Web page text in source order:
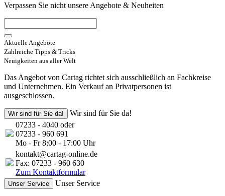
Verpassen Sie nicht unsere Angebote & Neuheiten
Aktuelle Angebote
Zahlreiche Tipps & Tricks
Neuigkeiten aus aller Welt
Das Angebot von Cartag richtet sich ausschließlich an Fachkreise
und Unternehmen. Ein Verkauf an Privatpersonen ist
ausgeschlossen.
Wir sind für Sie da!
Wir sind für Sie da!
07233 - 4040 oder
07233 - 960 691
Mo - Fr 8:00 - 17:00 Uhr
kontakt@cartag-online.de
Fax: 07233 - 960 630
Zum Kontaktformular
Unser Service Unser Service